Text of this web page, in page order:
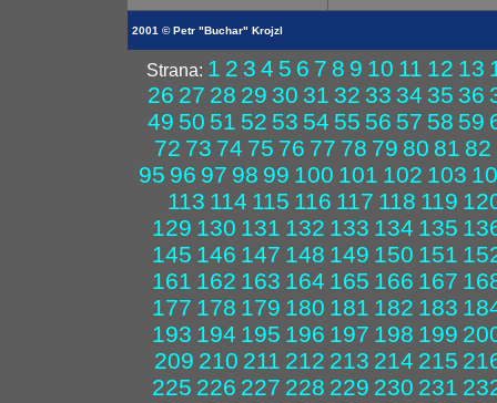
2001 © Petr "Buchar" Krojzl
Strana: 1 2 3 4 5 6 7 8 9 10 11 12 13
26 27 28 29 30 31 32 33 34 35 36
49 50 51 52 53 54 55 56 57 58 59
72 73 74 75 76 77 78 79 80 81 82
95 96 97 98 99 100 101 102 103
113 114 115 116 117 118 119
129 130 131 132 133 134 135
145 146 147 148 149 150 151
161 162 163 164 165 166 167
177 178 179 180 181 182 183
193 194 195 196 197 198 199
209 210 211 212 213 214 215
225 226 227 228 229 230 231